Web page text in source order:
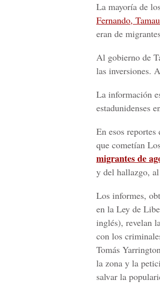
La mayoría de
Fernando,
eran de
Al gobierno de
las inversiones.
La información
estadunidenses
En esos
que cometían
migrantes de
y del hallazgo,
Los informes,
en la Ley de
inglés), revelan
con los
Tomás
la zona y la
salvar la